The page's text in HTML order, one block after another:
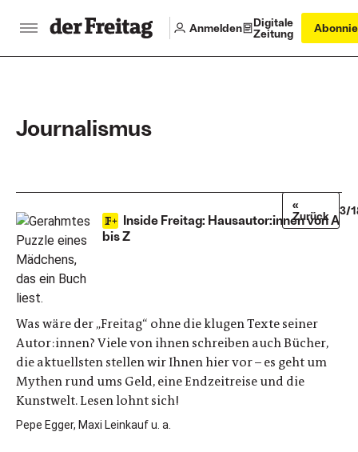
Anmelden
Digitale
Zeitung
Journalismus
Inside Freitag: Hausautor:innen von A
bis Z
Was wäre der „Freitag“ ohne die klugen Texte seiner
Autor:innen? Viele von ihnen schreiben auch Bücher,
die aktuellsten stellen wir Ihnen hier vor – es geht um
Mythen rund ums Geld, eine Endzeitreise und die
Kunstwelt. Lesen lohnt sich!
Pepe Egger, Maxi Leinkauf u. a.
«
Zurück
3/